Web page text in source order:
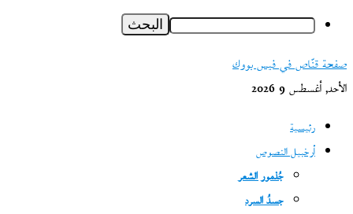
البحث
صفحة قنّاص في فيس بووك
الأحد, أغسطس 9 2026
رئيسية
أرخبيل النصوص
جُذمور الشعر
جسدُ السرد